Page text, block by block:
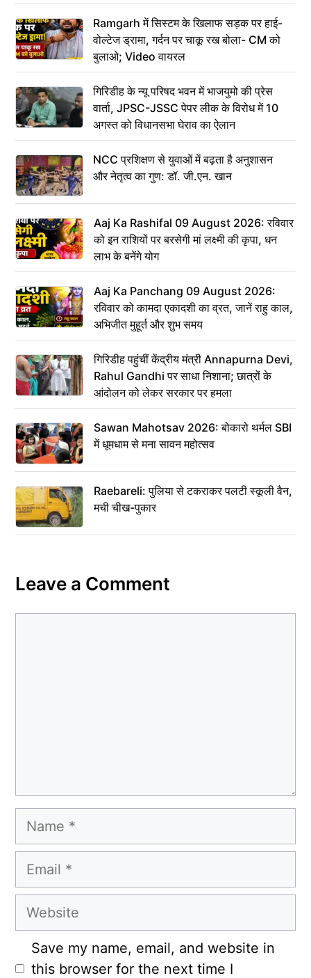
Ramgarh में सिस्टम के खिलाफ सड़क पर हाई-
वोल्टेज ड्रामा, गर्दन पर चाकू रख बोला- CM को
बुलाओ; Video वायरल
गिरिडीह के न्यू परिषद भवन में भाजयुमो की प्रेस
वार्ता, JPSC-JSSC पेपर लीक के विरोध में 10
अगस्त को विधानसभा घेराव का ऐलान
NCC प्रशिक्षण से युवाओं में बढ़ता है अनुशासन
और नेतृत्व का गुण: डॉ. जी.एन. खान
Aaj Ka Rashifal 09 August 2026: रविवार
को इन राशियों पर बरसेगी मां लक्ष्मी की कृपा, धन
लाभ के बनेंगे योग
Aaj Ka Panchang 09 August 2026:
रविवार को कामदा एकादशी का व्रत, जानें राहु काल,
अभिजीत मुहूर्त और शुभ समय
गिरिडीह पहुंचीं केंद्रीय मंत्री Annapurna Devi,
Rahul Gandhi पर साधा निशाना; छात्रों के
आंदोलन को लेकर सरकार पर हमला
Sawan Mahotsav 2026: बोकारो थर्मल SBI
में धूमधाम से मना सावन महोत्सव
Raebareli: पुलिया से टकराकर पलटी स्कूली वैन,
मची चीख-पुकार
Leave a Comment
Name
Email
Website
Save my name, email, and website in
this browser for the next time I